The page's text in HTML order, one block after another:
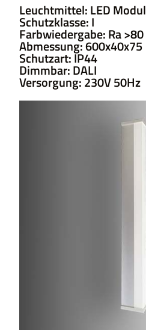
Leuchtmittel: LED Modul
Schutzklasse: I
Farbwiedergabe: Ra >80
Abmessung: 600x40x75
Schutzart: IP44
Dimmbar: DALI
Versorgung: 230V 50Hz